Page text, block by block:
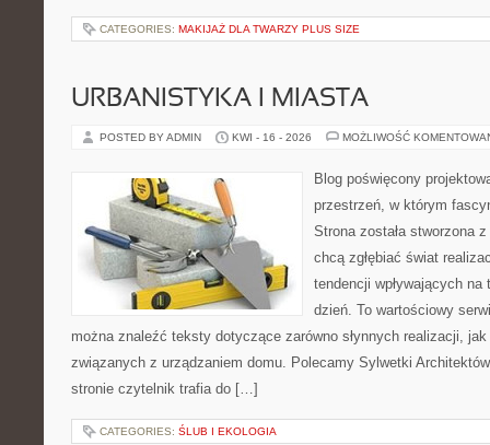
CATEGORIES: MAKIJAŻ DLA TWARZY PLUS SIZE
URBANISTYKA I MIASTA
POSTED BY ADMIN KWI - 16 - 2026 MOŻLIWOŚĆ
Blog poświęcony
przestrzeń, w którym
Strona została stworzona
chcą zgłębiać świat
tendencji wpływających
dzień. To wartościowy
można znaleźć teksty dotyczące zarówno słynnych realizacji,
związanych z urządzaniem domu. Polecamy Sylwetki
stronie czytelnik trafia do […]
CATEGORIES: ŚLUB I EKOLOGIA